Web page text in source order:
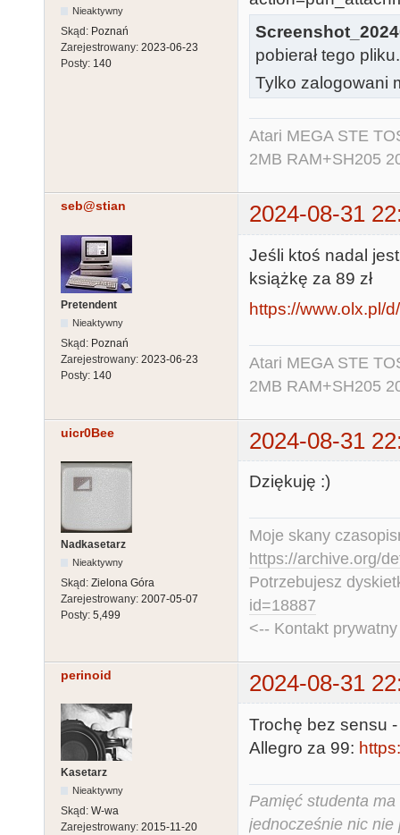
Nieaktywny
Skąd: Poznań
Zarejestrowany: 2023-06-23
Posty: 140
pobierał tego
Tylko zalogowani
Atari MEGA STE
2MB RAM+SH205
seb@stian 2024-08-31
Pretendent
Nieaktywny
Skąd: Poznań
Zarejestrowany: 2023-06-23
Posty: 140
Jeśli ktoś nadal
książkę za 89 zł
https://www.olx.pl/
Atari MEGA STE
2MB RAM+SH205
uicr0Bee 2024-08-31
Nadkasetarz
Nieaktywny
Skąd: Zielona Góra
Zarejestrowany: 2007-05-07
Posty: 5,499
Dziękuję :)
Moje skany
https://archive.org/
Potrzebujesz
id=18887
<-- Kontakt
perinoid 2024-08-31
Kasetarz
Nieaktywny
Skąd: W-wa
Zarejestrowany: 2015-11-20
Trochę bez sensu
Allegro za 99:
Pamięć studenta
jednocześnie nic nie